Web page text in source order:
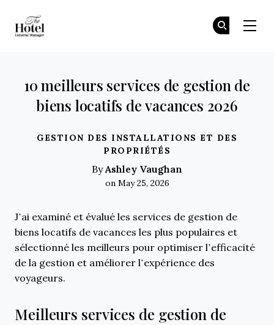
GESTION DES INSTALLATIONS ET DES
PROPRIÉTÉS
10 meilleurs services de gestion de
biens locatifs de vacances 2026
ByAshley Vaughan
on May 25, 2026
J’ai examiné et évalué les services de gestion de
biens locatifs de vacances les plus populaires et
sélectionné les meilleurs pour optimiser l’efficacité
de la gestion et améliorer l’expérience des
voyageurs.
Meilleurs services de gestion de